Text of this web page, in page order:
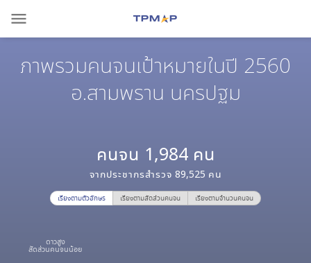
menu
ภาพรวมคนจนเป้าหมายในปี 2560
อ.สามพราน นครปฐม
คนจน 1,984 คน
จากประชากรสำรวจ 89,525 คน
เรียงตามตัวอักษร เรียงตามสัดส่วนคนจน เรียงตามจำนวนคนจน
ดาวสูง
สัดส่วนคนจนน้อย